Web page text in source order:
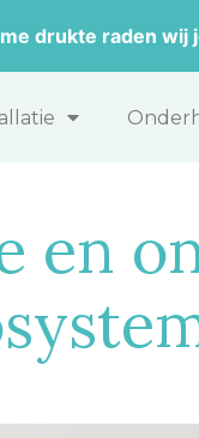
drukte raden wij
en